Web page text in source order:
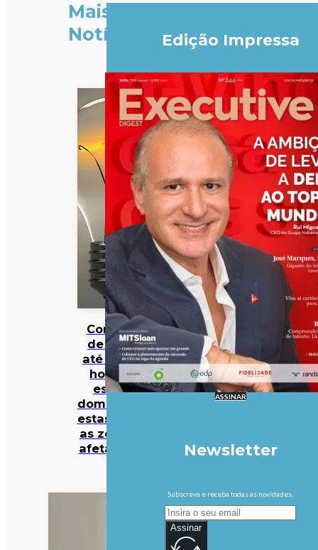
Mais
Notícias
Cortes
de luz
até seis
horas
este
domingo:
estas são
as zonas
afetadas
Edição Impressa
ASSINAR
Newsletter
Subscreva e receba todas as novidades.
Assinar